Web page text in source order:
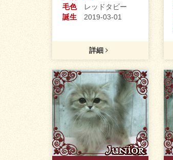
毛色レッドタビー
誕生 2019-03-01
詳細